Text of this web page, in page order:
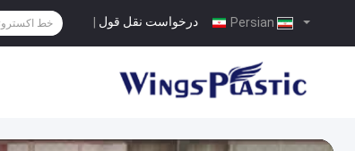
درخواست نقل قول